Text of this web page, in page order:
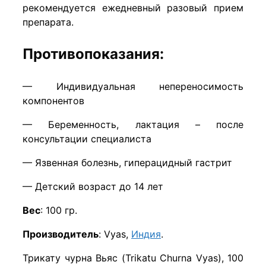
рекомендуется ежедневный разовый прием
препарата.
Противопоказания:
— Индивидуальная непереносимость
компонентов
— Беременность, лактация – после
консультации специалиста
— Язвенная болезнь, гиперацидный гастрит
— Детский возраст до 14 лет
Вес: 100 гр.
Производитель: Vyas, Индия.
Трикату чурна Вьяс (Trikatu Churna Vyas), 100